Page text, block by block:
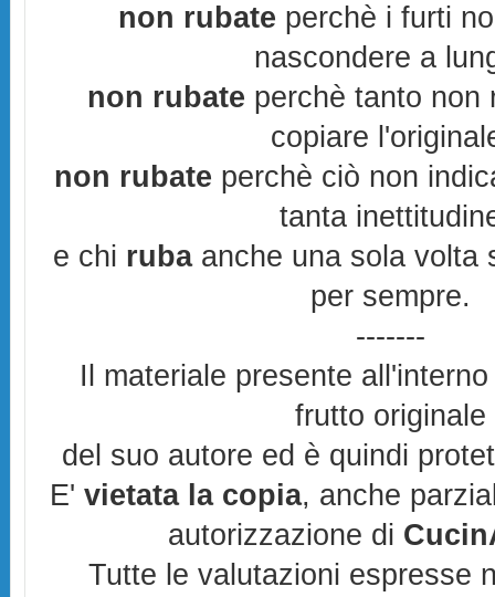
non rubate perchè i furti
nascondere a
non rubate perchè tanto non
copiare
non rubate perchè ciò non
tanta
e chi rubaanche una sola volta
per sempre.
-------
Il materiale presente
frutto originale
del suo autore ed è quindi
E'vietata la copia, anche
autorizzazione di
Tutte le valutazioni espresse